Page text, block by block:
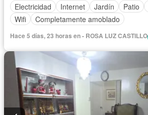
Electricidad
Internet Jardín Patio
Wifi
Completamente amoblado
Hace 5 días, 23 horas en - ROSA LUZ CASTILLO